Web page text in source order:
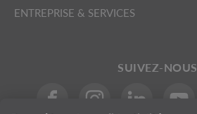
ENTREPRISE & SERVICES
SUIVEZ-NOUS